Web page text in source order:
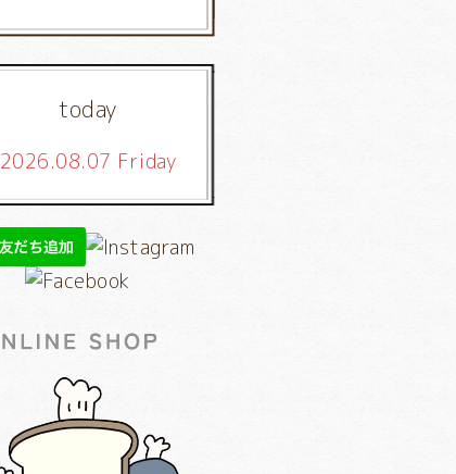
today
2026.08.07 Friday